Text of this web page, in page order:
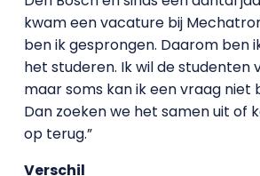
kwam een vacature bij
ben ik gesprongen. Daarom ben
het studeren. Ik wil de studenten
maar soms kan ik een vraag niet
Dan zoeken we het samen uit of
op terug.”
Verschil